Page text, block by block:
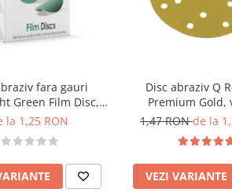
fara gauri
Green Film Disc,
75mm
la 1,25 RON
Disc abraziv Q
Premium Gold,
150mm, 15
1,47 RONde la
VEZI VARIANTE